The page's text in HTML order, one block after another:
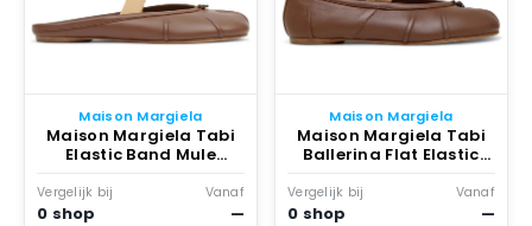
Maison Margiela
Maison Margiela Tabi
Elastic Band Mule
Coffee Nude Warm
Coffee/nude
Vergelijk bij
0 shop
Vanaf
—
Maison Margiela
Maison Margiela Tabi
Ballerina Flat Elastic
Band Coffee Nude
Warm Coffee/nude
Vergelijk bij
0 shop
Vanaf
—